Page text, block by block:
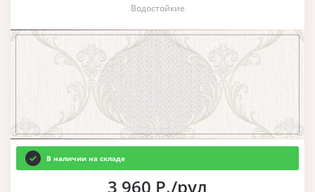
Водостойкие
В наличии на складе
3 960 Р./рул